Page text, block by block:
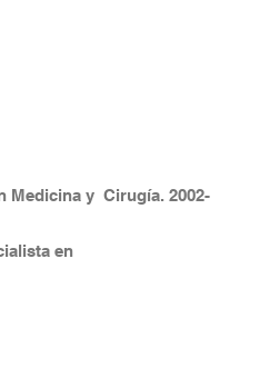
Medicina y Cirugía. 2002-
en